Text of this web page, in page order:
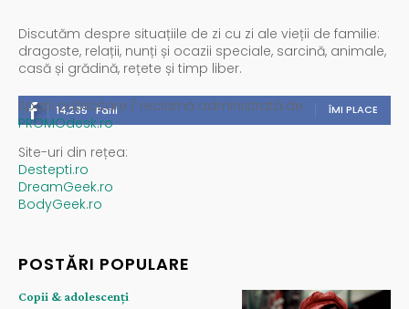
Discutăm despre situațiile de zi cu zi ale vieții de familie:
dragoste, relații, nunți și ocazii speciale, sarcină, animale,
casă și grădină, rețete și timp liber.
14,235 Fani ÎMI PLACE
Spații publicitare / reclamă administrată de
PROMOdesk.ro
Site-uri din rețea:
Destepti.ro
DreamGeek.ro
BodyGeek.ro
POSTĂRI POPULARE
Copii & adolescenți